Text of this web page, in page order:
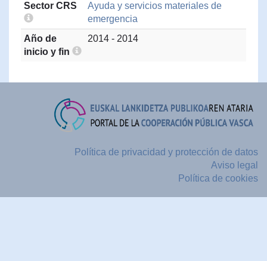
Sector CRS
Ayuda y servicios materiales de
emergencia
Año de
inicio y fin
2014 - 2014
Política de privacidad y protección de datos
Aviso legal
Política de cookies